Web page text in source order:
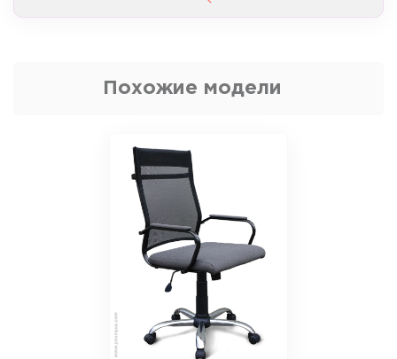
Похожие модели